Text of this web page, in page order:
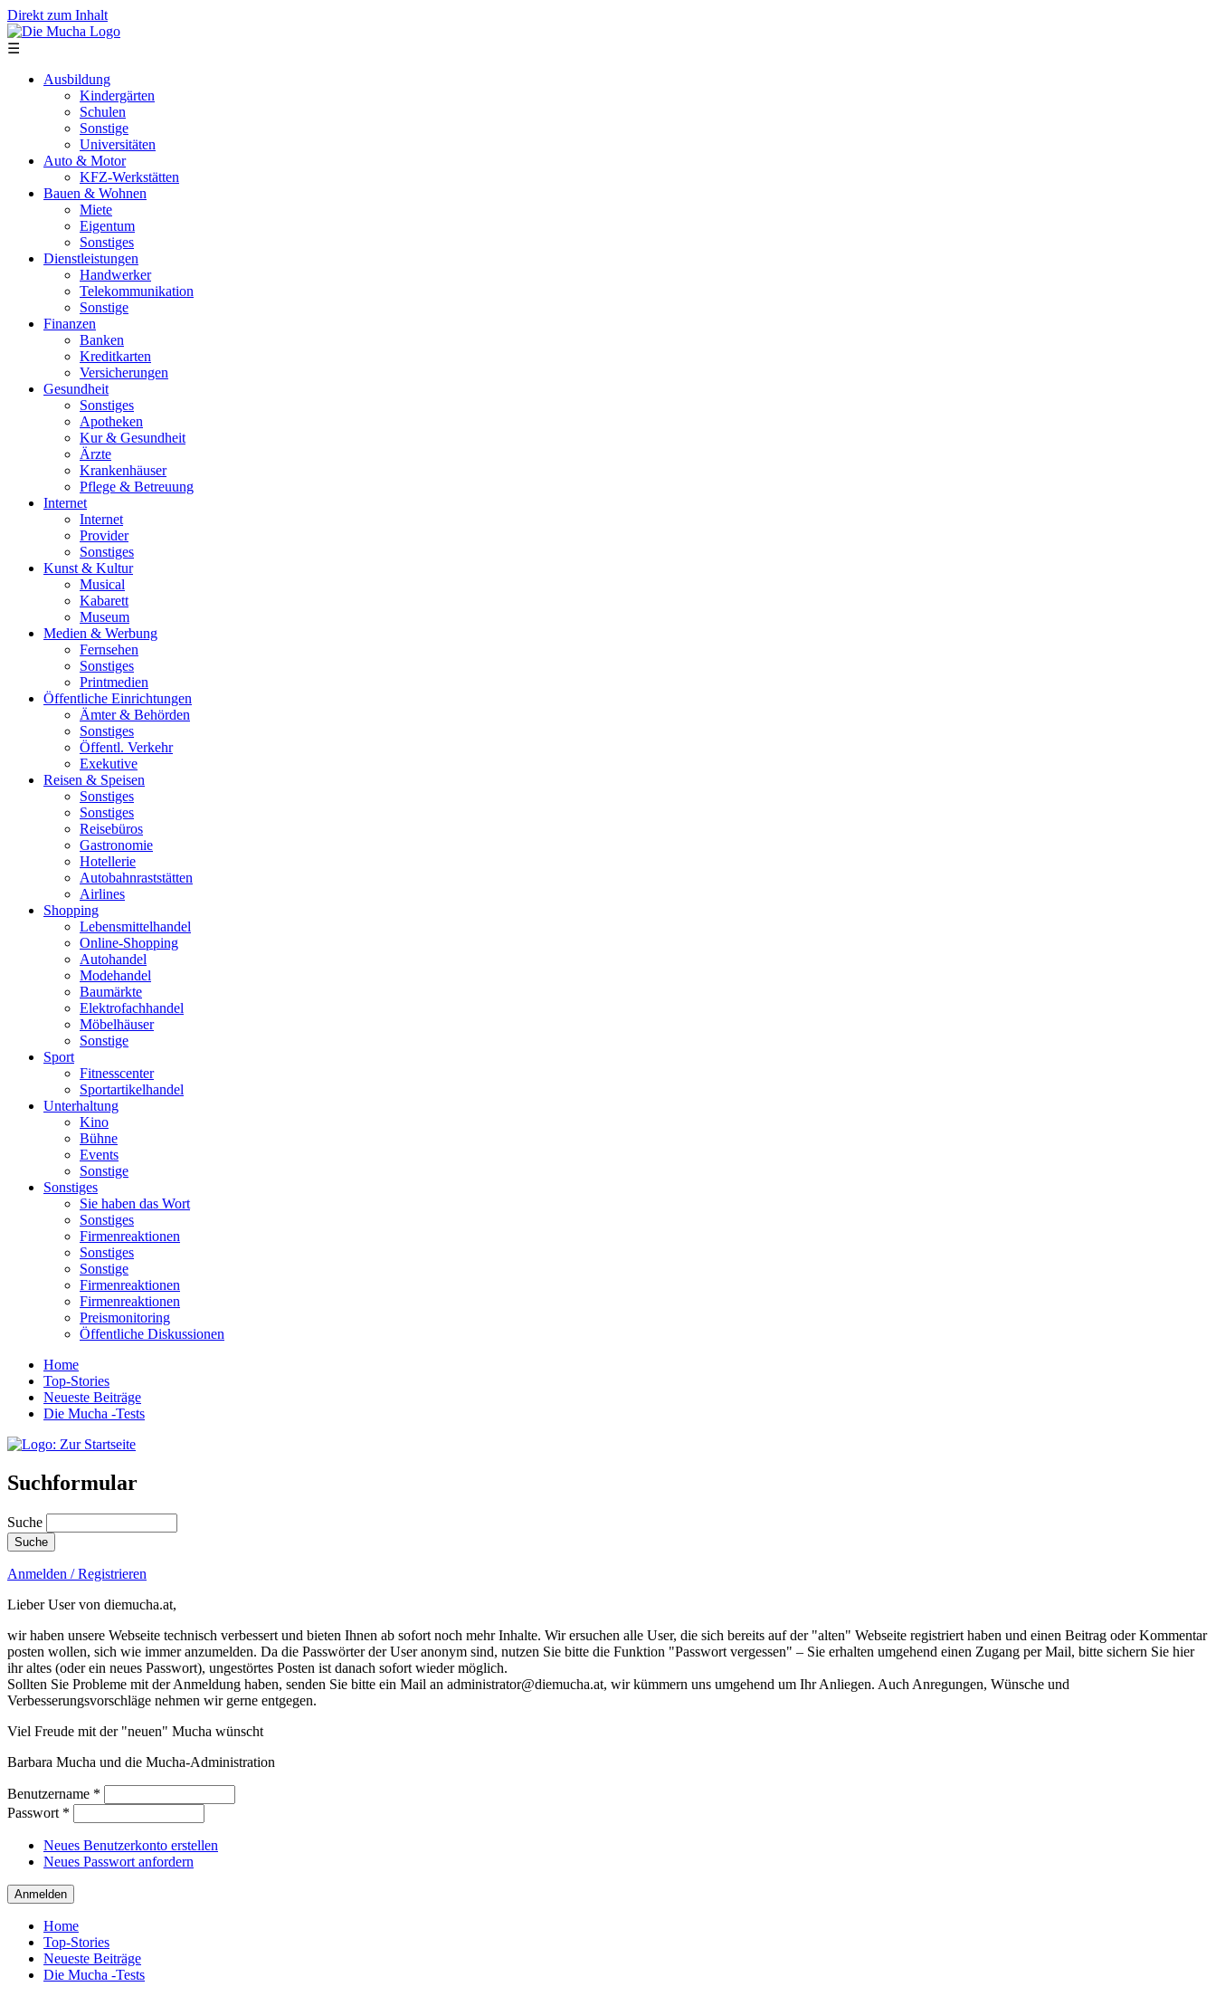
Direkt zum Inhalt
☰
Ausbildung
Kindergärten
Schulen
Sonstige
Universitäten
Auto & Motor
KFZ-Werkstätten
Bauen & Wohnen
Miete
Eigentum
Sonstiges
Dienstleistungen
Handwerker
Telekommunikation
Sonstige
Finanzen
Banken
Kreditkarten
Versicherungen
Gesundheit
Sonstiges
Apotheken
Kur & Gesundheit
Ärzte
Krankenhäuser
Pflege & Betreuung
Internet
Internet
Provider
Sonstiges
Kunst & Kultur
Musical
Kabarett
Museum
Medien & Werbung
Fernsehen
Sonstiges
Printmedien
Öffentliche Einrichtungen
Ämter & Behörden
Sonstiges
Öffentl. Verkehr
Exekutive
Reisen & Speisen
Sonstiges
Sonstiges
Reisebüros
Gastronomie
Hotellerie
Autobahnraststätten
Airlines
Shopping
Lebensmittelhandel
Online-Shopping
Autohandel
Modehandel
Baumärkte
Elektrofachhandel
Möbelhäuser
Sonstige
Sport
Fitnesscenter
Sportartikelhandel
Unterhaltung
Kino
Bühne
Events
Sonstige
Sonstiges
Sie haben das Wort
Sonstiges
Firmenreaktionen
Sonstiges
Sonstige
Firmenreaktionen
Firmenreaktionen
Preismonitoring
Öffentliche Diskussionen
Home
Top-Stories
Neueste Beiträge
Die Mucha -Tests
Suchformular
Suche
Anmelden / Registrieren
Lieber User von diemucha.at,
wir haben unsere Webseite technisch verbessert und bieten Ihnen ab sofort noch mehr Inhalte. Wir ersuchen alle User, die sich bereits auf der "alten" Webseite registriert haben und einen Beitrag oder Kommentar
posten wollen, sich wie immer anzumelden. Da die Passwörter der User anonym sind, nutzen Sie bitte die Funktion "Passwort vergessen" – Sie erhalten umgehend einen Zugang per Mail, bitte sichern Sie hier
ihr altes (oder ein neues Passwort), ungestörtes Posten ist danach sofort wieder möglich.
Sollten Sie Probleme mit der Anmeldung haben, senden Sie bitte ein Mail an administrator@diemucha.at, wir kümmern uns umgehend um Ihr Anliegen. Auch Anregungen, Wünsche und
Verbesserungsvorschläge nehmen wir gerne entgegen.
Viel Freude mit der "neuen" Mucha wünscht
Barbara Mucha und die Mucha-Administration
Benutzername *
Passwort *
Neues Benutzerkonto erstellen
Neues Passwort anfordern
Home
Top-Stories
Neueste Beiträge
Die Mucha -Tests